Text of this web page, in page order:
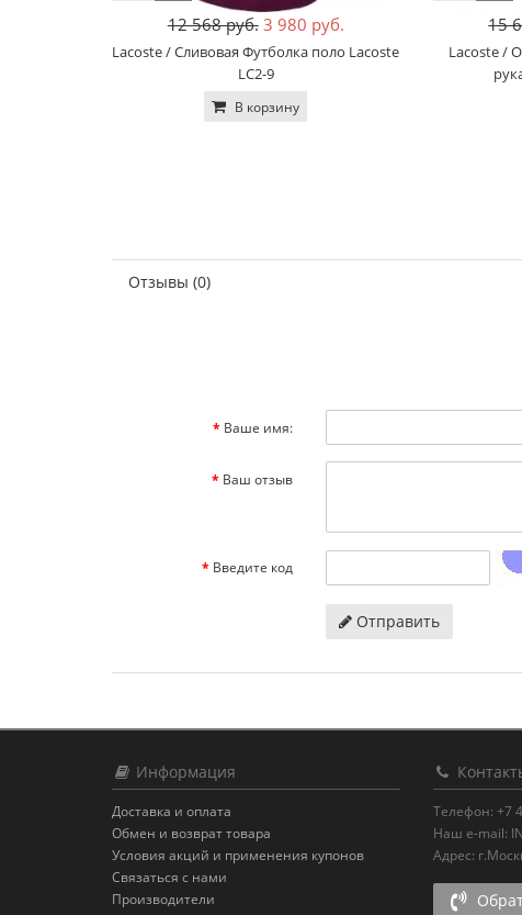
12 568 руб. 3 980 руб.
Lacoste / Сливовая Футболка поло Lacoste
LC2-9
В корзину
15
Lacoste /
Отзывы (0)
Ваше имя:
Ваш отзыв
Введите код
Отправить
Информация
Доставка и оплата
Обмен и возврат товара
Условия акций и применения купонов
Связаться с нами
Производители
Телефон: +7
Наш e-mail:
Адрес: